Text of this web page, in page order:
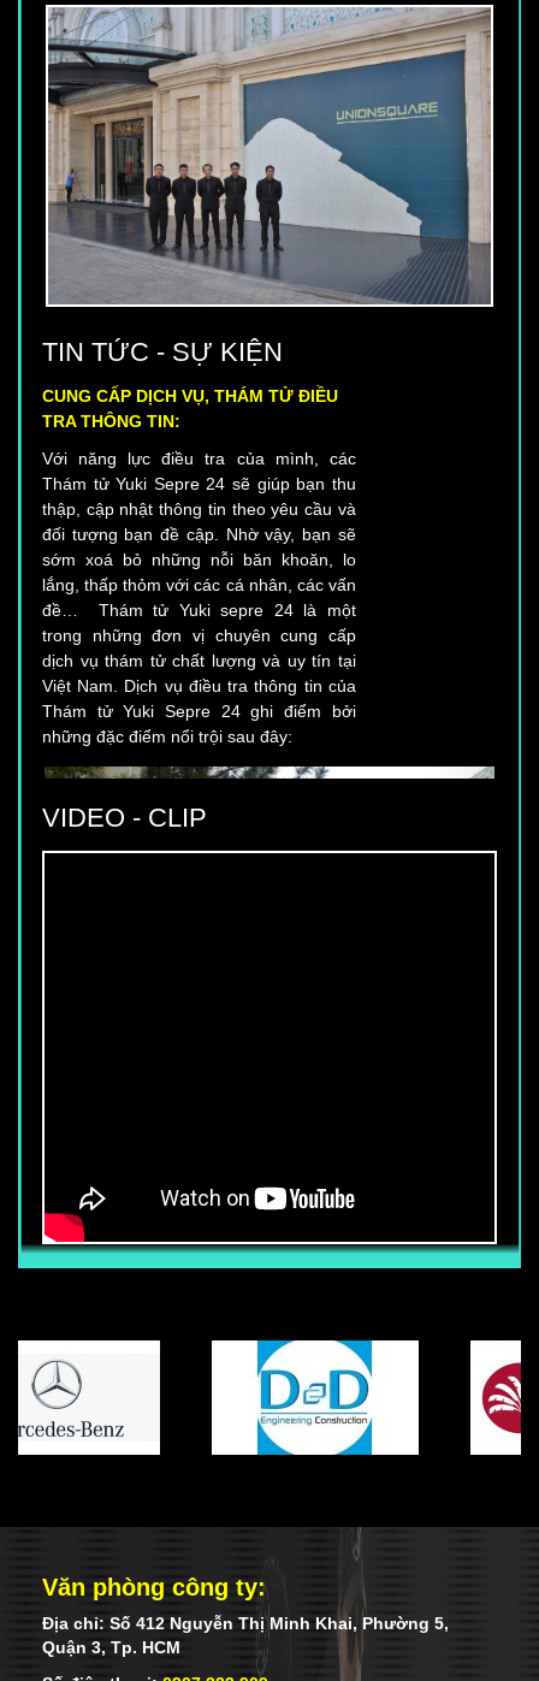
TIN TỨC - SỰ KIỆN
DỊCH VỤ THÁM TỬ YUKI SEPRE 24,
CUNG CẤP DỊCH VỤ, THÁM TỬ ĐIỀU
TRA THÔNG TIN:
Với năng lực điều tra của mình, các
Thám tử Yuki Sepre 24 sẽ giúp bạn thu
thập, cập nhật thông tin theo yêu cầu và
đối tượng bạn đề cập. Nhờ vậy, bạn sẽ
sớm xoá bỏ những nỗi băn khoăn, lo
lắng, thấp thỏm với các cá nhân, các vấn
đề… Thám tử Yuki sepre 24 là một
trong những đơn vị chuyên cung cấp
dịch vụ thám tử chất lượng và uy tín tại
Việt Nam. Dịch vụ điều tra thông tin của
Thám tử Yuki Sepre 24 ghi điểm bởi
những đặc điểm nổi trội sau đây:
Thu nhập chính thức từ : 6.800.000 vnđ
trở lên (Chưa bao gồm các phụ cấp
khác) Ngoài mức lương trên, nhân viên
đầy đủ chế độ BHXH-BHYT-BHTN khi ký
hợp đồng chính thức với công ty. Mọi
chế độ khác tuân thủ đúng luật lao động
của nhà nước.
VIDEO - CLIP
Văn phòng công ty:
Địa chỉ: Số 412 Nguyễn Thị Minh Khai, Phường 5,
Quận 3, Tp. HCM